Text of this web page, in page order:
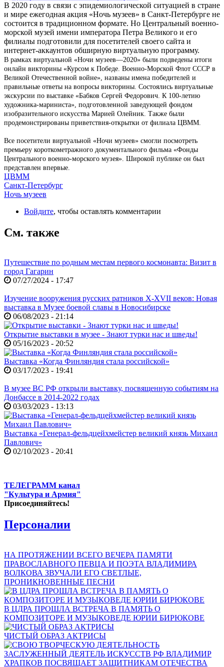
В 2020 году в связи с эпидемиологической ситуацией в стране
и мире ежегодная акция «Ночь музеев» в Санкт-Петербурге не
состоится в традиционном формате. Но Центральный военно-
морской музей имени императора Петра Великого и его
филиалы подготовили для посетителей своего сайта и
интернет-аккаунтов обширную виртуальную программу.
В рамках виртуальной «Ночи музеев—2020» были подведены итоги
онлайн викторины «Курсом к Победе. Военно-Морской Флот СССР в
Великой Отечественной войне», названы имена победителей и
правильные ответы на вопросы викторины. Состоялись виртуальные
экскурсии по выставке «Бабков Сергей Федорович. К 100-летию
художника-мариниста», подготовленной заведующей фондом
изобразительного искусства Марией Олейник. Также были
продемонстрированы приветствия-открытки от филиала ЦВММ.
Все посетители виртуальной «Ночи музеев» смогли посмотреть
премьеру короткометражного документального фильма «Фонды
Центрального военно-морского музея». Широкой публике он был
представлен впервые.
ЦВММ
Санкт-Петербург
Ночь музеев
Войдите, чтобы оставлять комментарии
См. также
Путешествие по родным местам первого космонавта: Визит в
город Гагарин
07/27/2024 - 17:47
Изучение вооружения русских ратников X-XVII веков: Новая
выставка в Музее боевой славы в Новосибирске
06/08/2023 - 21:14
Открытие выставки в музее - Знают турки нас и шведы!
05/16/2023 - 20:52
Выставка «Когда Финляндия стала российской»
03/17/2023 - 19:41
В музее ВС РФ открыли выставку, посвященную событиям на
Донбассе в 2014-2022 годах
03/03/2023 - 13:13
Выставка «Генерал-фельдцейхмейстер великий князь Михаил
Павлович»
02/10/2023 - 20:41
ТЕЛЕГРАММ канал
"Культура и Армия"
Присоединяйтесь!
Персоналии
НА ПРОТЯЖЕНИИ ВСЕГО ВЕЧЕРА ПАМЯТИ
ПРАВОСЛАВНОГО ПЕВЦА И ПОЭТА ВЛАДИМИРА
ВОЛКОВА ЗВУЧАЛИ ЕГО СВЕТЛЫЕ,
ПРОНИКНОВЕННЫЕ ПЕСНИ
В ЦДРА ПРОШЛА ВСТРЕЧА В ПАМЯТЬ О
КОМПОЗИТОРЕ И МУЗЫКОВЕДЕ ЮРИИ БИРЮКОВЕ
ЧИСТЫЙ ОБРАЗ АКТРИСЫ